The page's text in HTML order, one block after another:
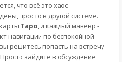
что всё это хаос -
просто в другой системе.
Таро, и каждый манёвр -
навигации по беспокойной
решитесь попасть на встречу -
зайдите в обсуждение